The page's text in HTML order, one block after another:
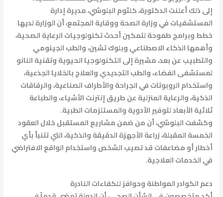
إلى ذلك أعلنت الدكتورة، كلثوم البلوشي، مديرة إدارة
المستشفيات في وزارة الصحة ووقاية المجتمع، أن الوزارة لديها
خطط وبرامج طموحة لتمكين أحدث تكنولوجيات الرعاية الصحية،
وأهمها الذكاء الاصطناعي وبلوك تشين، والطب الجينومي
والتطبيب عن بعد، مشيرة إلى التكنولوجيا الحيوية وتقنية النانو
لمستشفى الفضاء، والطب التجديدي والعلاج بالخلايا الجذعية،
واستخدام الروبوتات في الجراحة والأطراف الصناعية، والرقاقات
الذكية، والرعاية المنزلية عن طريق إنترنت الأشياء، والطباعة
ثلاثية الأبعاد لتوفير الأدوية والمستلزمات الطبية.
وكشفت البلوشي، أن من ضمن مشاريع المستقبل خلال العقود
الخمسة المقبلة، زراعة الأجهزة الدقيقة والذكية، التي تتنبأ بأي
أخطار أو مضاعفات قد تصيب الشخص واستخدام الواقع الافتراضي
في الخدمات العلاجية.
دعم الكوادر المواطنة وحوافز للكفاءات النادرة